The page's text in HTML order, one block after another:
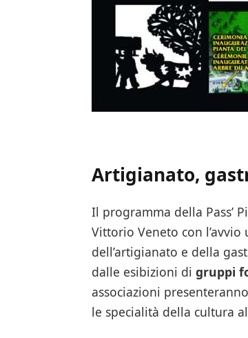
Artigianato,
Il programma della Pass’
Vittorio Veneto con l’avvio
dell’artigianato e della
dalle esibizioni di gruppi
associazioni
le specialità della cultura